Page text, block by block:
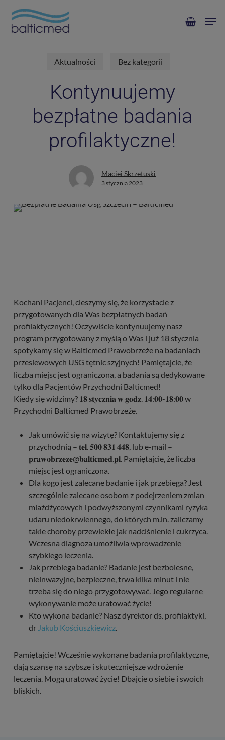
main
Aktualności Bez kategorii
Kontynuujemy
bezpłatne badania
profilaktyczne!
Maciej Skrzetuski
3 stycznia 2023
Kochani Pacjenci, cieszymy się, że korzystacie z
przygotowanych dla Was bezpłatnych badań
profilaktycznych! Oczywiście kontynuujemy nasz
program przygotowany z myślą o Was i już 18 stycznia
spotykamy się w Balticmed Prawobrzeże na badaniach
przesiewowych USG tętnic szyjnych! Pamiętajcie, że
liczba miejsc jest ograniczona, a badania są dedykowane
tylko dla Pacjentów Przychodni Balticmed!
Kiedy się widzimy? 𝟏𝟖 𝐬𝐭𝐲𝐜𝐳𝐧𝐢𝐚 𝐰 𝐠𝐨𝐝𝐳. 𝟏𝟒:𝟎𝟎-𝟏𝟖:𝟎𝟎 w
Przychodni Balticmed Prawobrzeże.
Jak umówić się na wizytę? Kontaktujemy się z
przychodnią – 𝐭𝐞𝐥. 𝟓𝟎𝟎 𝟖𝟑𝟏 𝟒𝟒𝟖, lub e-mail –
𝐩𝐫𝐚𝐰𝐨𝐛𝐫𝐳𝐞𝐳𝐞@𝐛𝐚𝐥𝐭𝐢𝐜𝐦𝐞𝐝.𝐩𝐥. Pamiętajcie, że liczba
miejsc jest ograniczona.
Dla kogo jest zalecane badanie i jak przebiega? Jest
szczególnie zalecane osobom z podejrzeniem zmian
miażdżycowych i podwyższonymi czynnikami ryzyka
udaru niedokrwiennego, do których m.in. zaliczamy
takie choroby przewlekłe jak nadciśnienie i cukrzyca.
Wczesna diagnoza umożliwia wprowadzenie
szybkiego leczenia.
Jak przebiega badanie? Badanie jest bezbolesne,
nieinwazyjne, bezpieczne, trwa kilka minut i nie
trzeba się do niego przygotowywać. Jego regularne
wykonywanie może uratować życie!
Kto wykona badanie? Nasz dyrektor ds. profilaktyki,
dr Jakub Kościuszkiewicz.
Pamiętajcie! Wcześnie wykonane badania profilaktyczne,
dają szansę na szybsze i skuteczniejsze wdrożenie
leczenia. Mogą uratować życie! Dbajcie o siebie i swoich
bliskich.